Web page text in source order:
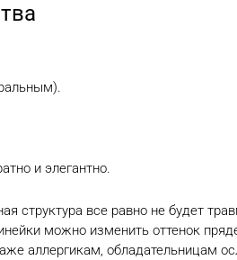
и элегантно.
структура все равно не будет
можно изменить оттенок
аллергикам, обладательницам